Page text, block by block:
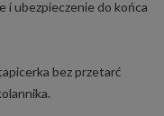
i ubezpieczenie do końca
bez przetarć